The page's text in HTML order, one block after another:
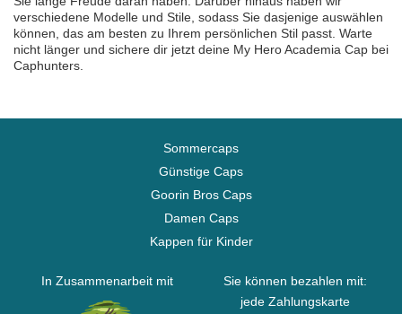
verschiedene Modelle und Stile, sodass Sie dasjenige auswählen
können, das am besten zu Ihrem persönlichen Stil passt. Warte
nicht länger und sichere dir jetzt deine My Hero Academia Cap bei
Caphunters.
Sommercaps
Günstige Caps
Goorin Bros Caps
Damen Caps
Kappen für Kinder
In Zusammenarbeit mit
Sie können bezahlen mit:
jede Zahlungskarte